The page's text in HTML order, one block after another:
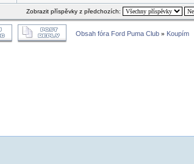
Zobrazit příspěvky z předchozích:
Obsah fóra Ford Puma Club » Koupím